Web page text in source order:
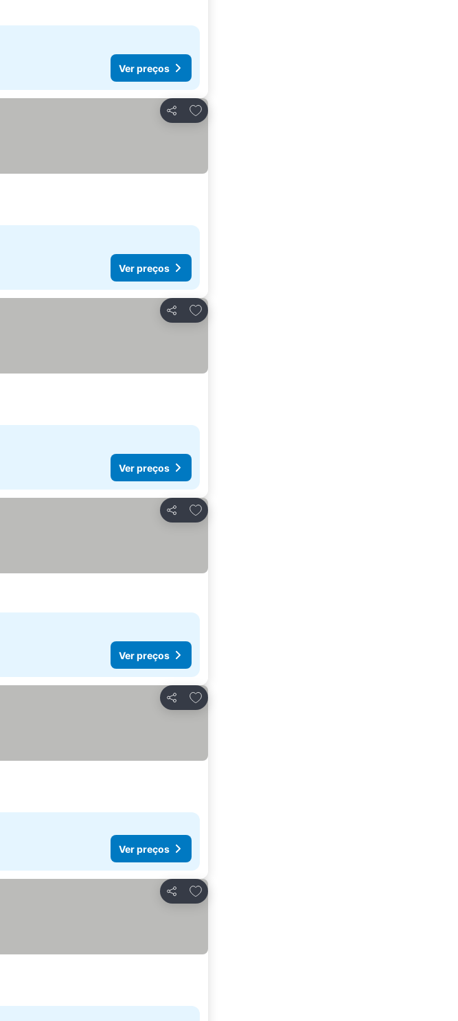
Ver preços
Partilhar
Adicionar aos favoritos
Ver preços
Partilhar
Adicionar aos favoritos
Ver preços
Partilhar
Adicionar aos favoritos
Ver preços
Partilhar
Adicionar aos favoritos
Ver preços
Partilhar
Adicionar aos favoritos